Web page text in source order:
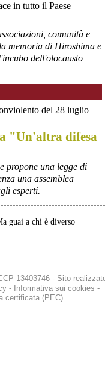
del
saudita e in un
della maggioranza che
per chiedere
salvaguardia nazionale
triennio, dello 0,6%
circa 36 miliardi, 14 per
in tutto il Paese
comunità e
memoria di Hiroshima e
dell'olocausto
del 28 luglio
"Un'altra difesa
propone una legge di
una assemblea
esperti.
guai a chi è diverso
13403746 - Sito
- Informativa sui cookies -
certificata (PEC)